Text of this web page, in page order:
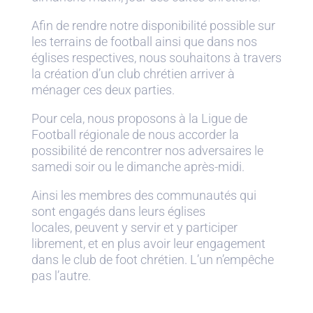
Afin de rendre notre disponibilité possible sur
les terrains de football ainsi que dans nos
églises respectives, nous souhaitons à travers
la création d’un club chrétien arriver à
ménager ces deux parties.
Pour cela, nous proposons à la Ligue de
Football régionale de nous accorder la
possibilité de rencontrer nos adversaires le
samedi soir ou le dimanche après-midi.
Ainsi les membres des communautés qui
sont engagés dans leurs églises
locales, peuvent y servir et y participer
librement, et en plus avoir leur engagement
dans le club de foot chrétien. L’un n’empêche
pas l’autre.